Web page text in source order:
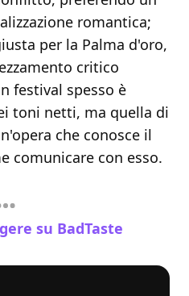
romantica;
per la Palma d'oro,
critico
festival spesso è
toni netti, ma quella di
che conosce il
comunicare con esso.
su BadTaste